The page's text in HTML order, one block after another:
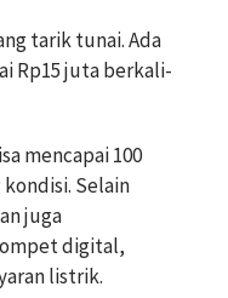
tarik tunai. Ada
Rp15 juta berkali-
mencapai 100
Selain
juga
digital,
listrik.